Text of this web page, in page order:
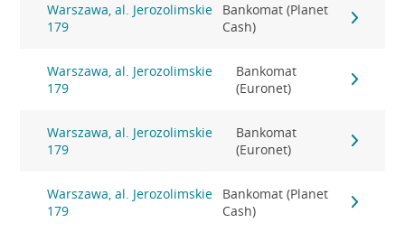
Warszawa, al. Jerozolimskie
179
Bankomat (Planet
Cash)
Warszawa, al. Jerozolimskie
179
Bankomat
(Euronet)
Warszawa, al. Jerozolimskie
179
Bankomat
(Euronet)
Warszawa, al. Jerozolimskie
179
Bankomat (Planet
Cash)